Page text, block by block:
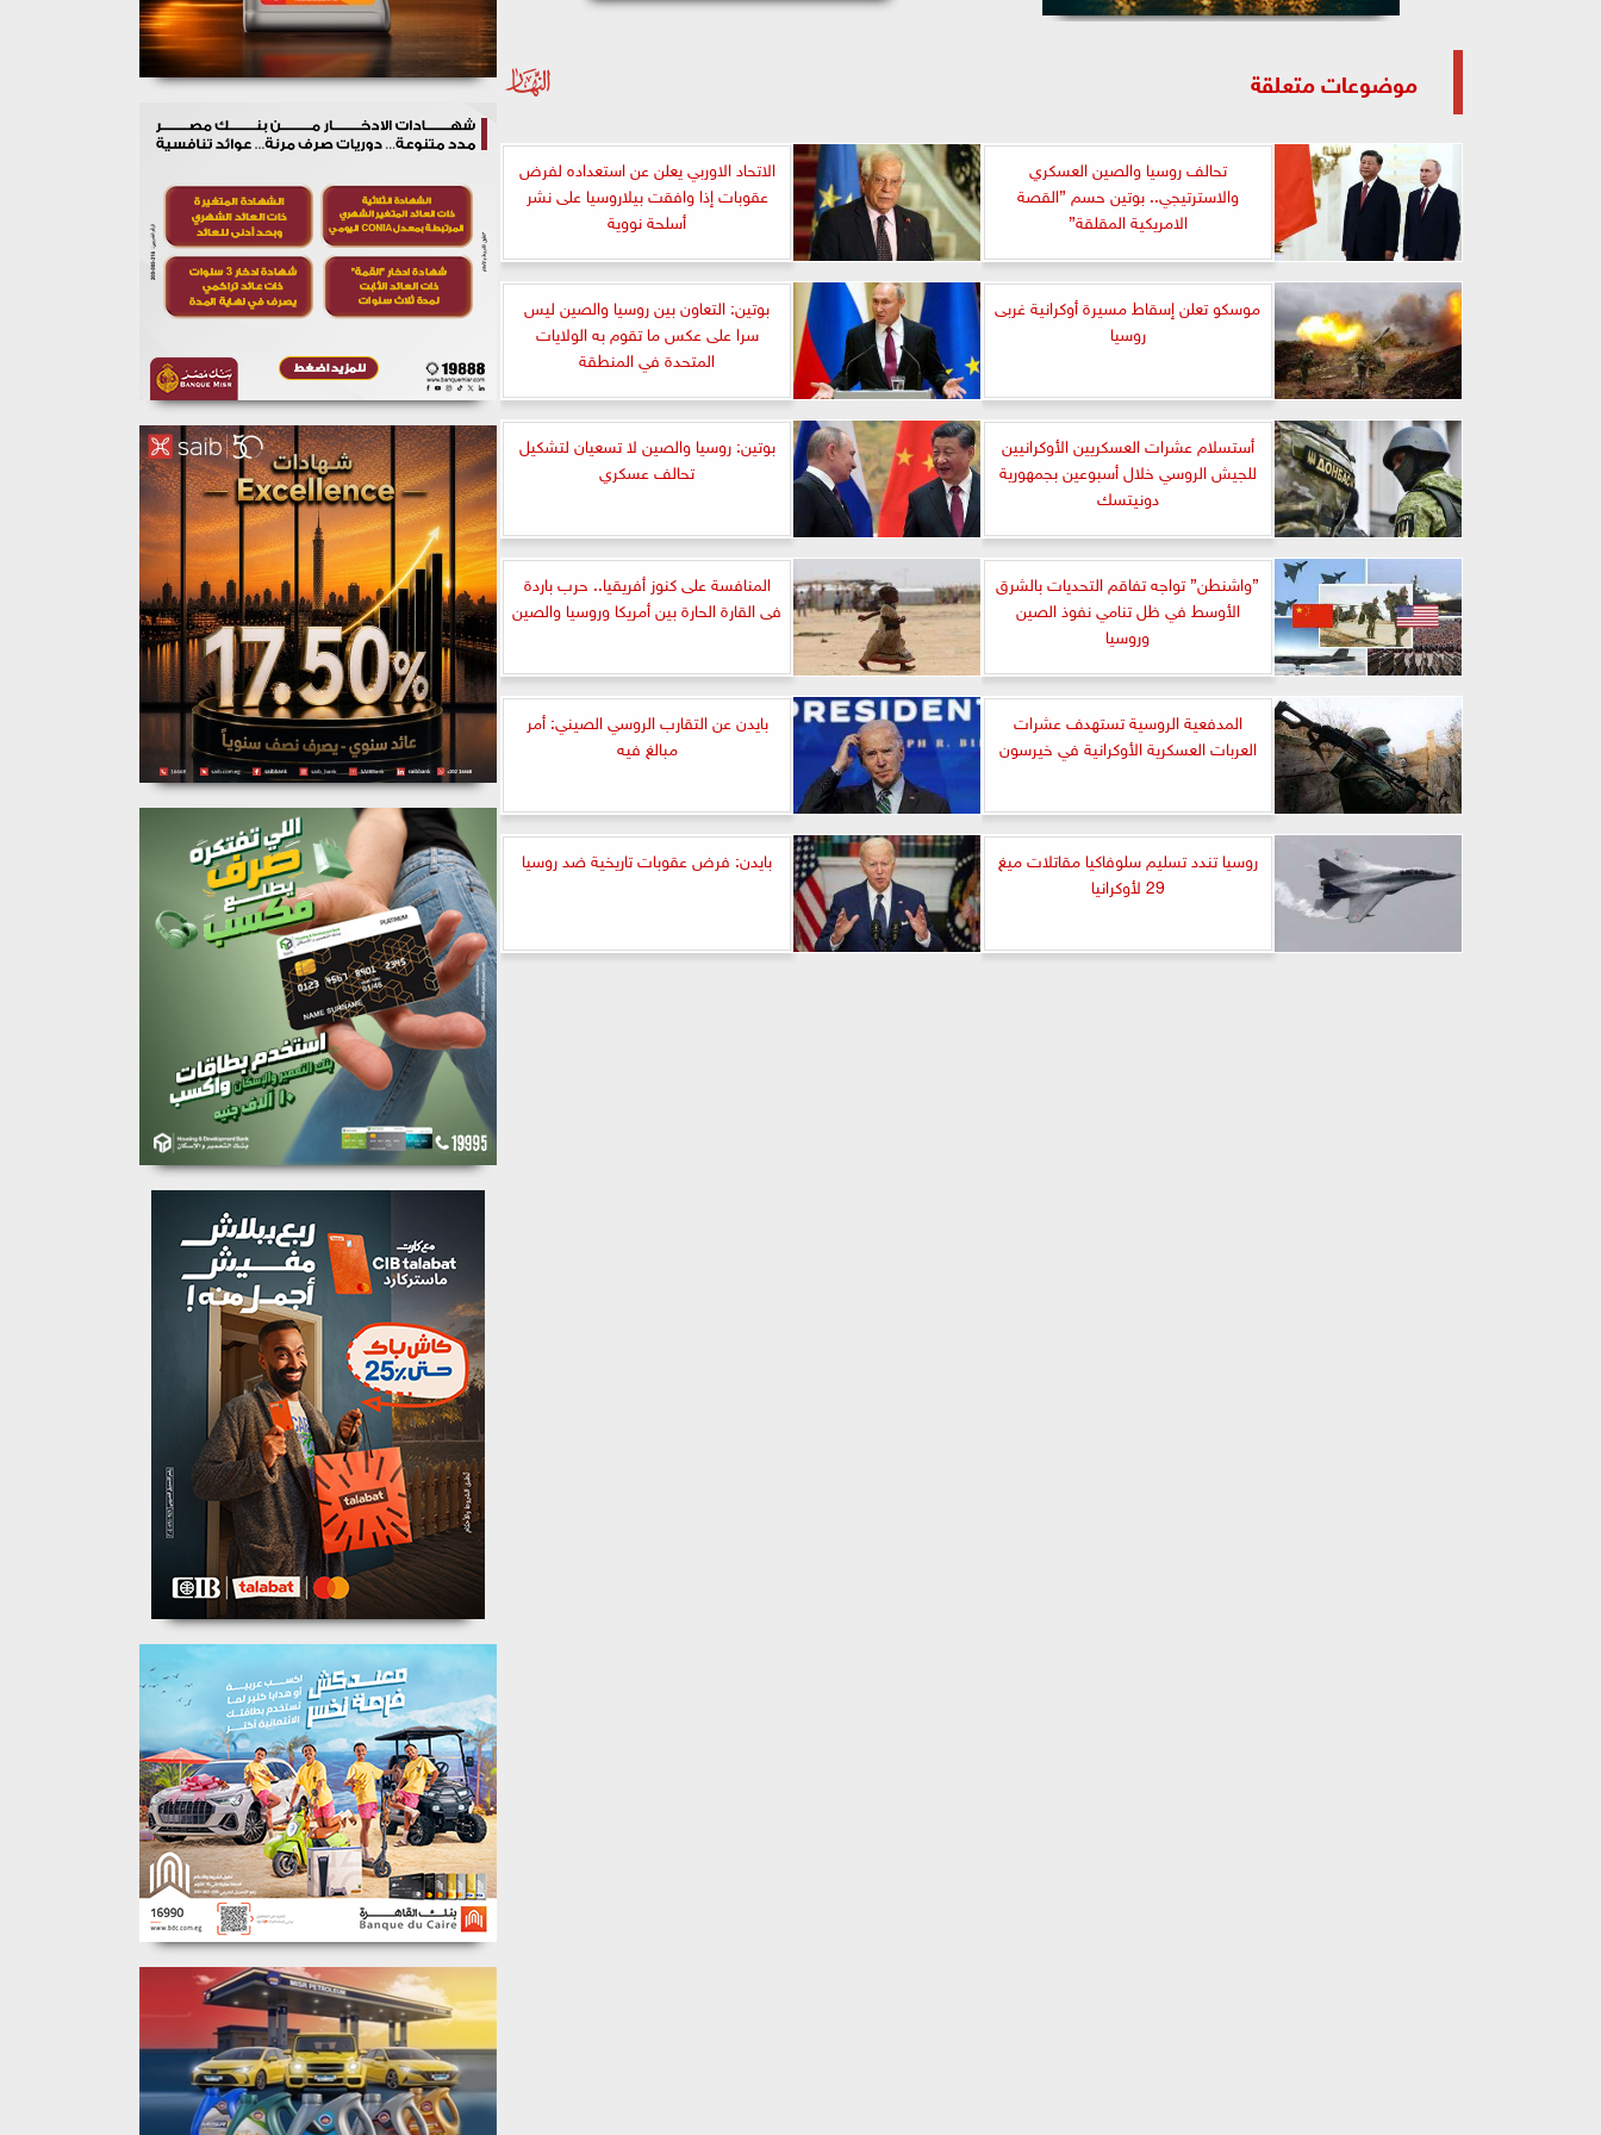
موضوعات متعلقة
تحالف روسيا والصين العسكري
والاسترتيجي.. بوتين حسم ”القصة
الامريكية المقلقة”
الاتحاد الاوربي يعلن عن استعداده لفرض
عقوبات إذا وافقت بيلاروسيا على نشر
أسلحة نووية
موسكو تعلن إسقاط مسيرة أوكرانية غربى
روسيا
بوتين: التعاون بين روسيا والصين ليس
سرا على عكس ما تقوم به الولايات
المتحدة في المنطقة
أستسلام عشرات العسكريين الأوكرانيين
للجيش الروسي خلال أسبوعين بجمهورية
دونيتسك
بوتين: روسيا والصين لا تسعيان لتشكيل
تحالف عسكري
”واشنطن” تواجه تفاقم التحديات بالشرق
الأوسط في ظل تنامي نفوذ الصين
وروسيا
المنافسة على كنوز أفريقيا.. حرب باردة
فى القارة الحارة بين أمريكا وروسيا والصين
المدفعية الروسية تستهدف عشرات
العربات العسكرية الأوكرانية في خيرسون
بايدن عن التقارب الروسي الصيني: أمر
مبالغ فيه
روسيا تندد تسليم سلوفاكيا مقاتلات ميغ
29 لأوكرانيا
بايدن: فرض عقوبات تاريخية ضد روسيا